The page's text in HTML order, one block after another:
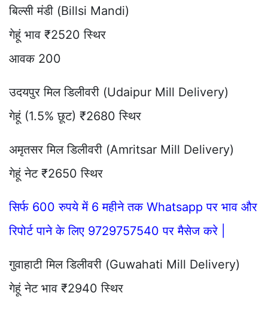
बिल्सी मंडी (Billsi Mandi)
गेहूं भाव ₹2520 स्थिर
आवक 200
उदयपुर मिल डिलीवरी (Udaipur Mill Delivery)
गेहूं (1.5% छूट) ₹2680 स्थिर
अमृतसर मिल डिलीवरी (Amritsar Mill Delivery)
गेहूं नेट ₹2650 स्थिर
सिर्फ 600 रुपये में 6 महीने तक Whatsapp पर भाव और
रिपोर्ट पाने के लिए 9729757540 पर मैसेज करे |
गुवाहाटी मिल डिलीवरी (Guwahati Mill Delivery)
गेहूं नेट भाव ₹2940 स्थिर